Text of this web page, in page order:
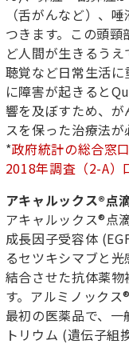
（舌がんなど）、
つきます。この頭
ど人間が生きるう
聴覚など日常生活
に障害が起きると
響を及ぼすため、
スを保った治療法が
*政府統計の総合窓
2018年調査（2-A）
アキャルックス®点
アキャルックス®点
成長因子受容体
るセツキシマブと
結合させた抗体薬
す。アルミノックス®
最初の医薬品で、 一
トリウム (遺伝子組